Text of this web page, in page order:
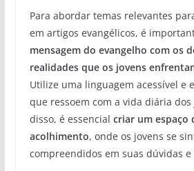
Para abordar temas relevantes
em artigos evangélicos, é
mensagem do evangelho com os
realidades que os jovens
Utilize uma linguagem acessível e
que ressoem com a vida diária dos
disso, é essencial criar um espaço
acolhimento, onde os jovens se
compreendidos em suas dúvidas